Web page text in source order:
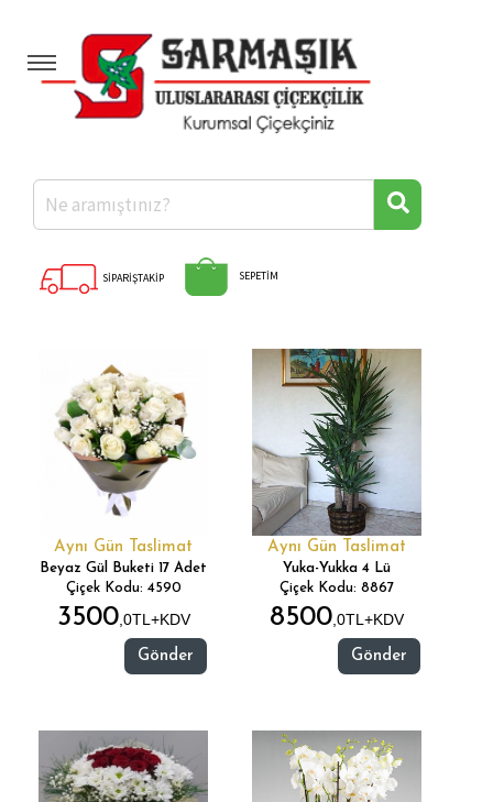
Kategoriler
Hakkımızda
Diğer İllere Çiçek
İletişim SİPARİŞTAKİP SEPETİM
Aynı Gün Taslimat
Beyaz Gül Buketi 17 Adet
Çiçek Kodu: 4590
3500,0TL+KDV
Gönder
Aynı Gün Taslimat
Yuka-Yukka 4 Lü
Çiçek Kodu: 8867
8500,0TL+KDV
Gönder